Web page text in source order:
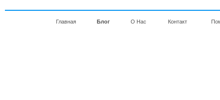
Главная Блог О Нас Контакт